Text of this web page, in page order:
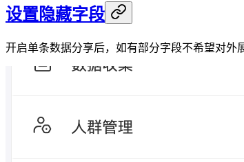
设置隐藏字段
开启单条数据分享后，如有部分字段不希望对